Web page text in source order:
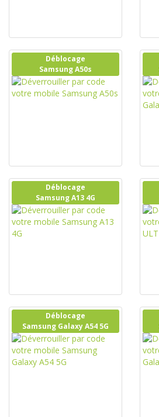
Déblocage
Samsung A50s
Déblocage
Samsung A13 4G
Déblocage
Samsung Galaxy A54 5G